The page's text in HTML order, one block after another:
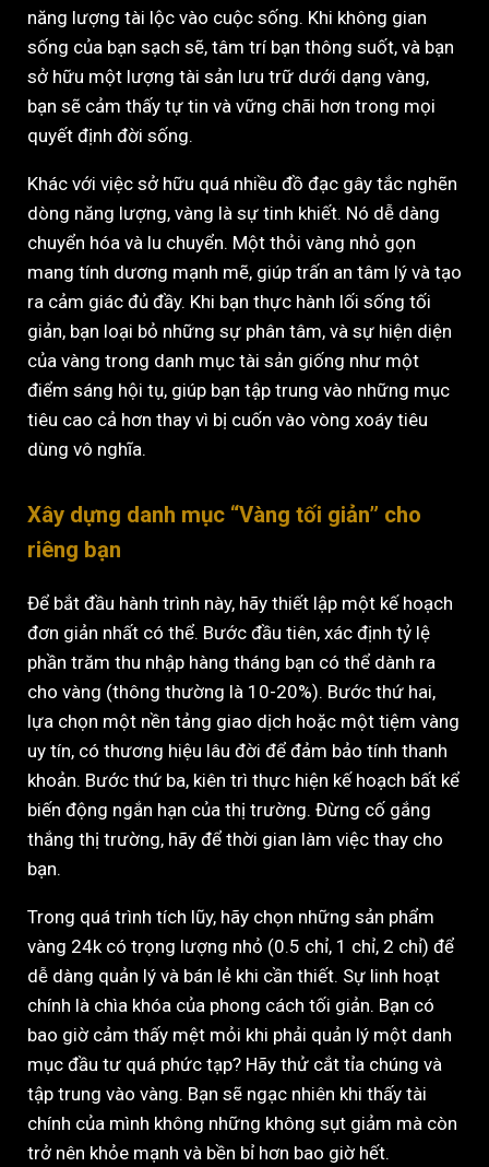
năng lượng tài lộc vào cuộc sống. Khi không gian
sống của bạn sạch sẽ, tâm trí bạn thông suốt, và bạn
sở hữu một lượng tài sản lưu trữ dưới dạng vàng,
bạn sẽ cảm thấy tự tin và vững chãi hơn trong mọi
quyết định đời sống.
Khác với việc sở hữu quá nhiều đồ đạc gây tắc nghẽn
dòng năng lượng, vàng là sự tinh khiết. Nó dễ dàng
chuyển hóa và lu chuyển. Một thỏi vàng nhỏ gọn
mang tính dương mạnh mẽ, giúp trấn an tâm lý và tạo
ra cảm giác đủ đầy. Khi bạn thực hành lối sống tối
giản, bạn loại bỏ những sự phân tâm, và sự hiện diện
của vàng trong danh mục tài sản giống như một
điểm sáng hội tụ, giúp bạn tập trung vào những mục
tiêu cao cả hơn thay vì bị cuốn vào vòng xoáy tiêu
dùng vô nghĩa.
Xây dựng danh mục “Vàng tối giản” cho
riêng bạn
Để bắt đầu hành trình này, hãy thiết lập một kế hoạch
đơn giản nhất có thể. Bước đầu tiên, xác định tỷ lệ
phần trăm thu nhập hàng tháng bạn có thể dành ra
cho vàng (thông thường là 10-20%). Bước thứ hai,
lựa chọn một nền tảng giao dịch hoặc một tiệm vàng
uy tín, có thương hiệu lâu đời để đảm bảo tính thanh
khoản. Bước thứ ba, kiên trì thực hiện kế hoạch bất kể
biến động ngắn hạn của thị trường. Đừng cố gắng
thắng thị trường, hãy để thời gian làm việc thay cho
bạn.
Trong quá trình tích lũy, hãy chọn những sản phẩm
vàng 24k có trọng lượng nhỏ (0.5 chỉ, 1 chỉ, 2 chỉ) để
dễ dàng quản lý và bán lẻ khi cần thiết. Sự linh hoạt
chính là chìa khóa của phong cách tối giản. Bạn có
bao giờ cảm thấy mệt mỏi khi phải quản lý một danh
mục đầu tư quá phức tạp? Hãy thử cắt tỉa chúng và
tập trung vào vàng. Bạn sẽ ngạc nhiên khi thấy tài
chính của mình không những không sụt giảm mà còn
trở nên khỏe mạnh và bền bỉ hơn bao giờ hết.